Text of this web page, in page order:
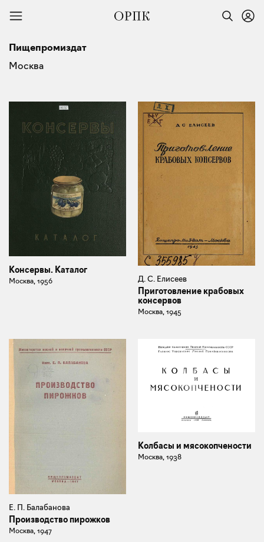
Пищепромиздат
Москва
Консервы. Каталог
Москва, 1956 Д. С. Елисеев
Приготовление крабовых
консервов
Москва, 1945
Е. П. Балабанова
Производство пирожков
Москва, 1947
Колбасы и мясокопчености
Москва, 1938